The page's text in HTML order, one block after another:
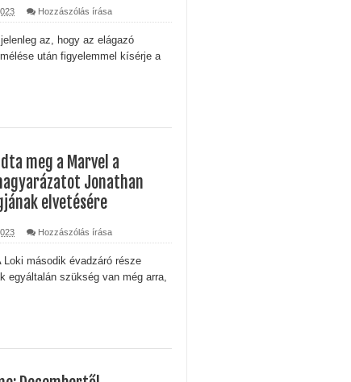
- Kritika
- Kritika
Sheridan végre megmutatja a gyász valódi arcát a
Dutton sorsát? Meglepő részletek a Yellowstone-
– A végjáték
avagy mi lenne, ha a Netflix fantasy dráma görög
Hozzászólás írása
az, hogy az elágazó
után figyelemmel kísérje a
meg a Marvel a
Jonathan
elvetésére
Hozzászólás írása
Loki második évadzáró része
egyáltalán szükség van még arra,